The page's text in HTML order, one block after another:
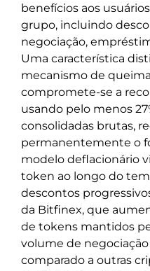
benefícios aos
grupo, incluindo
negociação,
Uma característica
mecanismo de
compromete-se a
usando pelo menos
consolidadas brutas,
permanentemente o
modelo deflacionário
token ao longo do
descontos
da Bitfinex, que
de tokens mantidos
volume de
comparado a outras